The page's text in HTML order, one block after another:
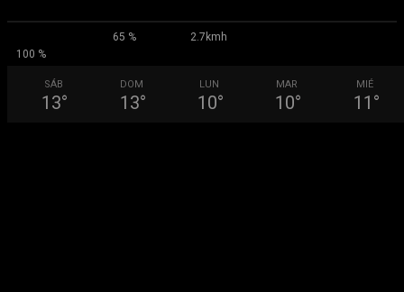
65 %
2.7kmh
100 %
SÁB
13°
DOM
13°
LUN
10°
MAR
10°
MIÉ
11 °